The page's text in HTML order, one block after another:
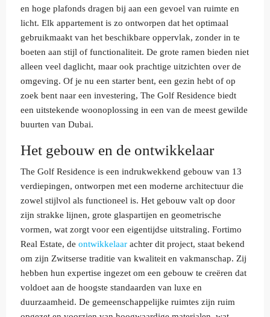
en hoge plafonds dragen bij aan een gevoel van ruimte en
licht. Elk appartement is zo ontworpen dat het optimaal
gebruikmaakt van het beschikbare oppervlak, zonder in te
boeten aan stijl of functionaliteit. De grote ramen bieden niet
alleen veel daglicht, maar ook prachtige uitzichten over de
omgeving. Of je nu een starter bent, een gezin hebt of op
zoek bent naar een investering, The Golf Residence biedt
een uitstekende woonoplossing in een van de meest gewilde
buurten van Dubai.
Het gebouw en de ontwikkelaar
The Golf Residence is een indrukwekkend gebouw van 13
verdiepingen, ontworpen met een moderne architectuur die
zowel stijlvol als functioneel is. Het gebouw valt op door
zijn strakke lijnen, grote glaspartijen en geometrische
vormen, wat zorgt voor een eigentijdse uitstraling. Fortimo
Real Estate, de ontwikkelaar achter dit project, staat bekend
om zijn Zwitserse traditie van kwaliteit en vakmanschap. Zij
hebben hun expertise ingezet om een gebouw te creëren dat
voldoet aan de hoogste standaarden van luxe en
duurzaamheid. De gemeenschappelijke ruimtes zijn ruim